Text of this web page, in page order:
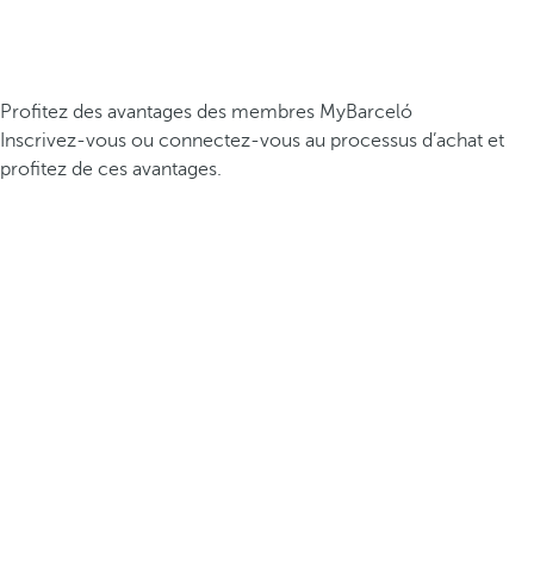
Profitez des avantages des membres MyBarceló
Inscrivez-vous ou connectez-vous au processus d’achat et
profitez de ces avantages.